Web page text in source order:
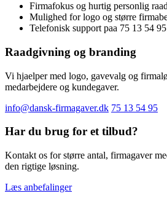
Firmafokus og hurtig personlig
Mulighed for logo og større
Telefonisk support paa 75 13 54 95
Raadgivning og branding
Vi hjaelper med logo, gavevalg og
medarbejdere og kundegaver.
info@dansk-firmagaver.dk 75 13 54 95
Har du brug for et tilbud?
Kontakt os for større antal, firmagaver
den rigtige løsning.
Læs anbefalinger